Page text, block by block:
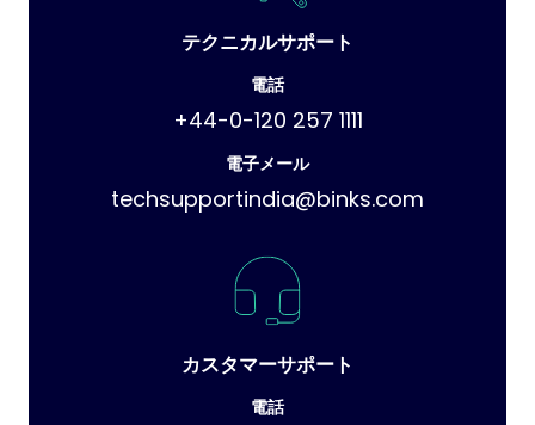
テクニカルサポート
電話
+44-0-120 257 1111
電子メール
techsupportindia@binks.com
カスタマーサポート
電話